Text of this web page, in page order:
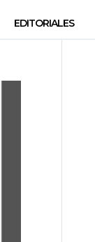
EDITORIALES